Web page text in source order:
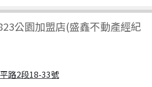
公園加盟店(盛鑫不動產經紀
路2段18-33號